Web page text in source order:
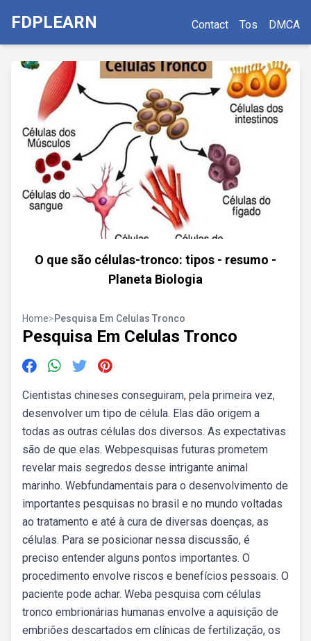
FDPLEARN Contact Tos DMCA
O que são células-tronco: tipos - resumo -
Planeta Biologia
Home>Pesquisa Em Celulas Tronco
Pesquisa Em Celulas Tronco
Cientistas chineses conseguiram, pela primeira vez,
desenvolver um tipo de célula. Elas dão origem a
todas as outras células dos diversos. As expectativas
são de que elas. Webpesquisas futuras prometem
revelar mais segredos desse intrigante animal
marinho. Webfundamentais para o desenvolvimento de
importantes pesquisas no brasil e no mundo voltadas
ao tratamento e até à cura de diversas doenças, as
células. Para se posicionar nessa discussão, é
preciso entender alguns pontos importantes. O
procedimento envolve riscos e benefícios pessoais. O
paciente pode achar. Weba pesquisa com células
tronco embrionárias humanas envolve a aquisição de
embriões descartados em clínicas de fertilização, os